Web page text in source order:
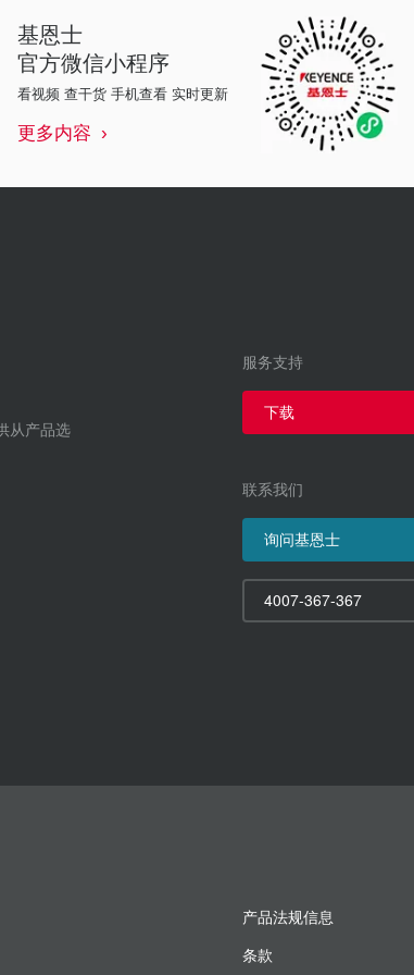
基恩士
官方微信小程序
看视频 查干货 手机查看 实时更新
更多内容
从产品选
服务支持
下载
联系我们
询问基恩士
4007-367-367
产品法规信息
条款